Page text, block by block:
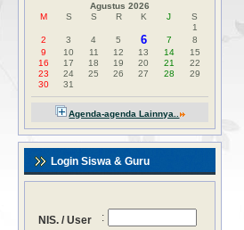
Agustus 2026
M
S S R K J
S
1
2
3 4 5 6 7
8
9
10 11 12 13 14
15
16
17 18 19 20 21
22
23
24 25 26 27 28
29
30
31
Agenda-agenda Lainnya..
Login Siswa & Guru
NIS. / User :